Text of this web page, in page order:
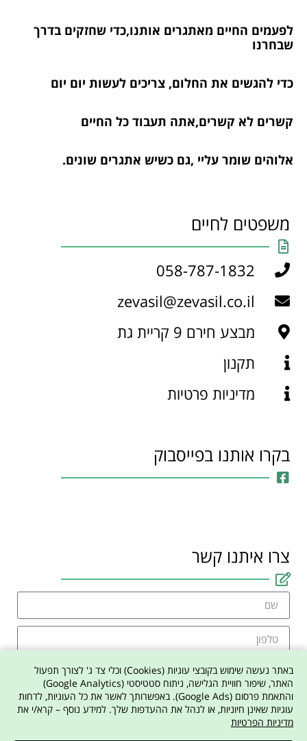
לפעמים החיים מאתגרים אותנו,כדי שחזקים בדרך
שבחרנו
כדי להגשים את החלום, צריכים לעשות יום יום
קשרים לא קשרים,אתה תעבוד כל החיים
אלוהים שומר עליי ,גם כשיש אתגרים שונים.
משפטים לחיים
058-787-1832
zevasil@zevasil.co.il
מבצע חירם 9 קריית גת
תקנון
מדיניות פרטיות
בקרו אותנו בפייסבוק
צרו איתנו קשר
אני מסכים למדיניות הפרטיות באתר
באתר נעשה שימוש בקובצי עוגיות (Cookies) וכלי צד ג' לצורך תפעול
האתר, שיפור חוויית הגלישה, ניתוח סטטיסטי (Google Analytics)
והתאמת פרסום (Google Ads). באפשרותך לאשר את כל העוגיות, לדחות
עוגיות שאינן חיוניות, או לנהל את ההעדפות שלך. למידע נוסף – קרא/י את
מדיניות הפרטיות